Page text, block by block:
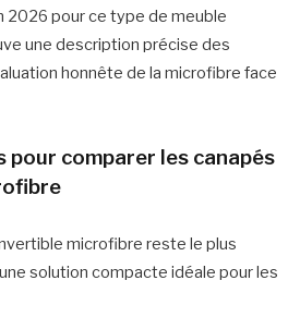
2026 pour ce type de meuble
une description précise des
honnête de la microfibre face
pour comparer les canapés
microfibre reste le plus
solution compacte idéale pour les